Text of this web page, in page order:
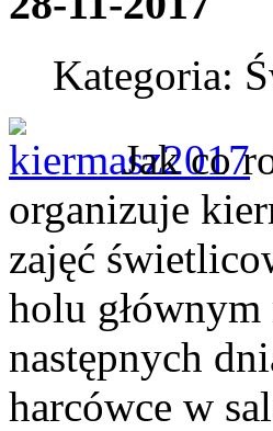
Kategoria:
Jak co
organizuje
zajęć
holu głównym
następnych
harcówce w